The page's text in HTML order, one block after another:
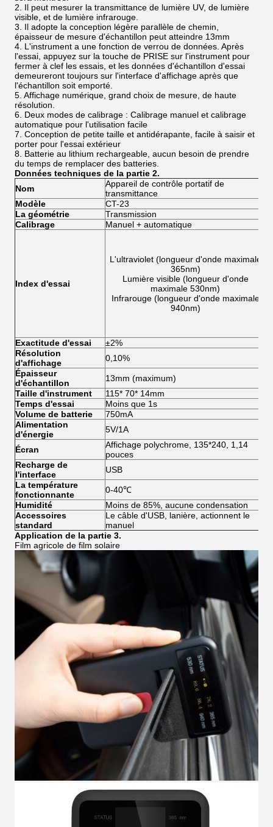
2. Il peut mesurer la transmittance de lumière UV, de lumière
visible, et de lumière infrarouge.
3. Il adopte la conception légère parallèle de chemin,
épaisseur de mesure d'échantillon peut atteindre 13mm
4. L'instrument a une fonction de verrou de données. Après
l'essai, appuyez sur la touche de PRISE sur l'instrument pour
fermer à clef les essais, et les données d'échantillon d'essai
demeureront toujours sur l'interface d'affichage après que
l'échantillon soit emporté.
5. Affichage numérique, grand choix de mesure, de haute
résolution.
6. Deux modes de calibrage : Calibrage manuel et calibrage
automatique pour l'utilisation facile
7. Conception de petite taille et antidérapante, facile à saisir et
porter pour l'essai extérieur
8. Batterie au lithium rechargeable, aucun besoin de prendre
du temps de remplacer des batteries.
Données techniques de la partie 2.
Nom
Appareil de contrôle portatif de
transmittance
Modèle
CT-23
La géométrie
Transmission
Calibrage
Manuel + automatique
Index d'essai
L'ultraviolet (longueur d'onde maximale
365nm)
Lumière visible (longueur d'onde
maximale 530nm)
Infrarouge (longueur d'onde maximale
940nm)
Exactitude d'essai ±2%
Résolution
d'affichage
0,10%
Épaisseur
d'échantillon
13mm (maximum)
Taille d'instrument
115* 70* 14mm
Temps d'essai
Moins que 1s
Volume de batterie
750mA
Alimentation
d'énergie
5V/1A
Écran
Affichage polychrome, 135*240, 1,14
pouces
Recharge de
l'interface
USB
La température
fonctionnante
0-40℃
Humidité
Moins de 85%, aucune condensation
Accessoires
standard
Le câble d'USB, lanière, actionnent le
manuel
Application de la partie 3.
Film agricole de film solaire